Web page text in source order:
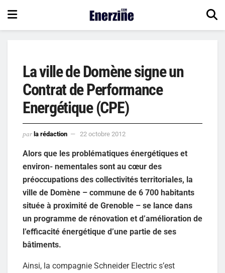
La ville de Domène signe un
Contrat de Performance
Energétique (CPE)
par la rédaction 22 octobre 2012
Alors que les problématiques énergétiques et
environ- nementales sont au cœur des
préoccupations des collectivités territoriales, la
ville de Domène – commune de 6 700 habitants
située à proximité de Grenoble – se lance dans
un programme de rénovation et d’amélioration de
l’efficacité énergétique d’une partie de ses
bâtiments.
Ainsi, la compagnie Schneider Electric s’est